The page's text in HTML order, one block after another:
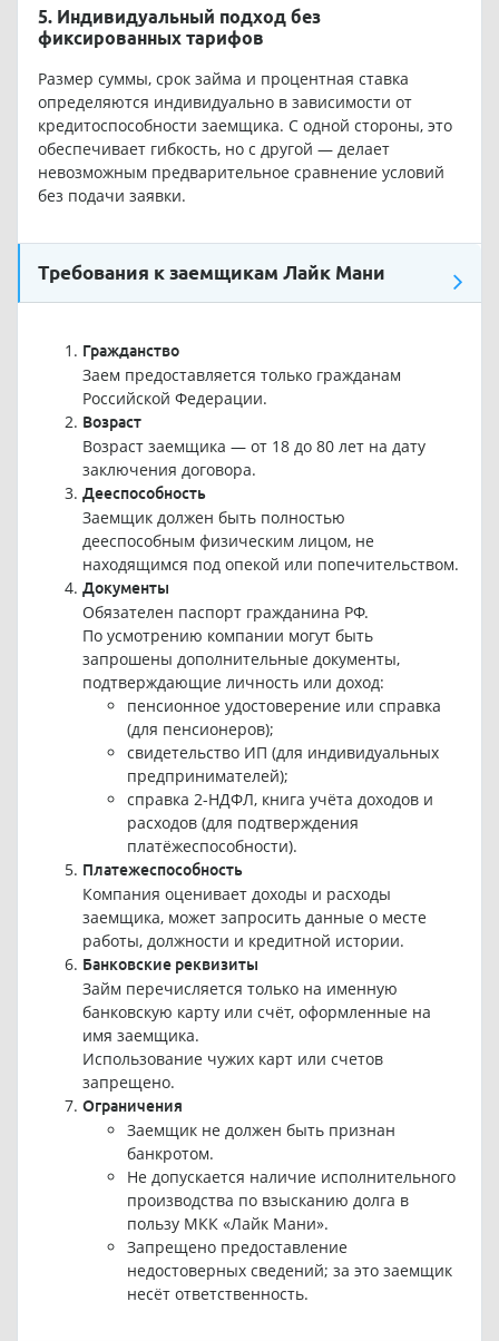
5. Индивидуальный подход без
фиксированных тарифов
Размер суммы, срок займа и процентная ставка
определяются индивидуально в зависимости от
кредитоспособности заемщика. С одной стороны, это
обеспечивает гибкость, но с другой — делает
невозможным предварительное сравнение условий
без подачи заявки.
Требования к заемщикам Лайк Мани
Гражданство
Заем предоставляется только гражданам
Российской Федерации.
Возраст
Возраст заемщика — от 18 до 80 лет на дату
заключения договора.
Дееспособность
Заемщик должен быть полностью
дееспособным физическим лицом, не
находящимся под опекой или попечительством.
Документы
Обязателен паспорт гражданина РФ.
По усмотрению компании могут быть
запрошены дополнительные документы,
подтверждающие личность или доход:
пенсионное удостоверение или справка
(для пенсионеров);
свидетельство ИП (для индивидуальных
предпринимателей);
справка 2-НДФЛ, книга учёта доходов и
расходов (для подтверждения
платёжеспособности).
Платежеспособность
Компания оценивает доходы и расходы
заемщика, может запросить данные о месте
работы, должности и кредитной истории.
Банковские реквизиты
Займ перечисляется только на именную
банковскую карту или счёт, оформленные на
имя заемщика.
Использование чужих карт или счетов
запрещено.
Ограничения
Заемщик не должен быть признан
банкротом.
Не допускается наличие исполнительного
производства по взысканию долга в
пользу МКК «Лайк Мани».
Запрещено предоставление
недостоверных сведений; за это заемщик
несёт ответственность.